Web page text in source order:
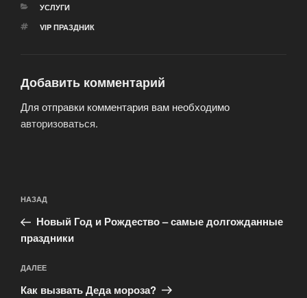
РУБРИКИ
УСЛУГИ
МЕТКИ
VIP ПРАЗДНИК
Добавить комментарий
Для отправки комментария вам необходимо
авторизоваться.
по
записям
Предыдущая
запись:
НАЗАД
Новый Год и Рождество – самые долгожданные
праздники
Следующая
запись
ДАЛЕЕ
Как вызвать Деда мороза?